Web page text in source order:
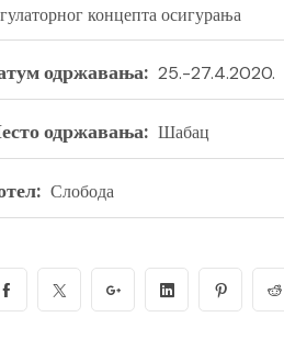
концепта осигурања
одржавања: 25.-27.4.2020.
одржавања: Шабац
Слобода